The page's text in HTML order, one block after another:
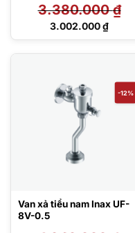
3.380.000₫
Giá
3.002.000₫
Giá
3.002.000 ₫.
-12%
Van xả tiểu nam Inax UF-
8V-0.5